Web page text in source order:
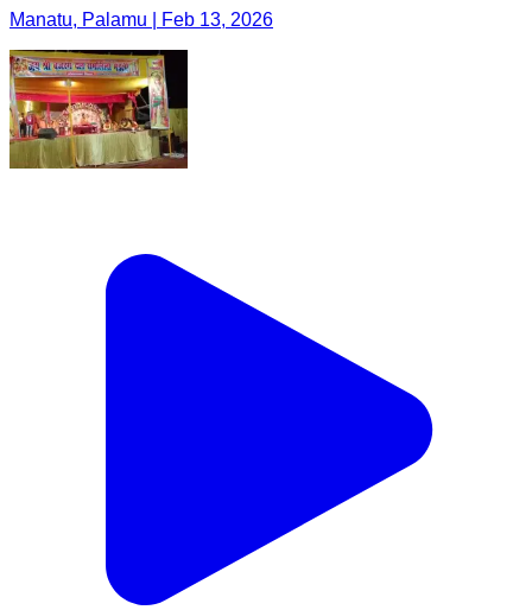
Manatu, Palamu | Feb 13, 2026